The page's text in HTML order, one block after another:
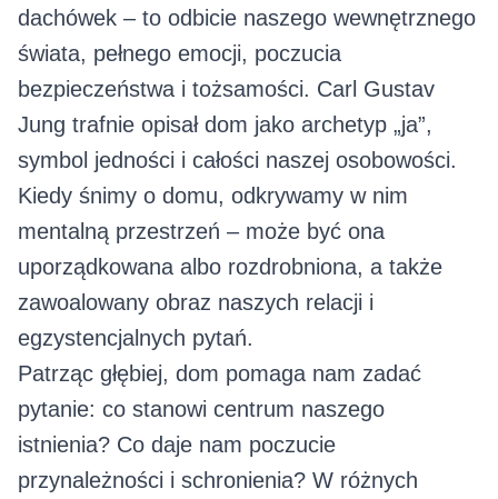
dachówek – to odbicie naszego wewnętrznego
świata, pełnego emocji, poczucia
bezpieczeństwa i tożsamości. Carl Gustav
Jung trafnie opisał dom jako archetyp „ja”,
symbol jedności i całości naszej osobowości.
Kiedy śnimy o domu, odkrywamy w nim
mentalną przestrzeń – może być ona
uporządkowana albo rozdrobniona, a także
zawoalowany obraz naszych relacji i
egzystencjalnych pytań.
Patrząc głębiej, dom pomaga nam zadać
pytanie: co stanowi centrum naszego
istnienia? Co daje nam poczucie
przynależności i schronienia? W różnych